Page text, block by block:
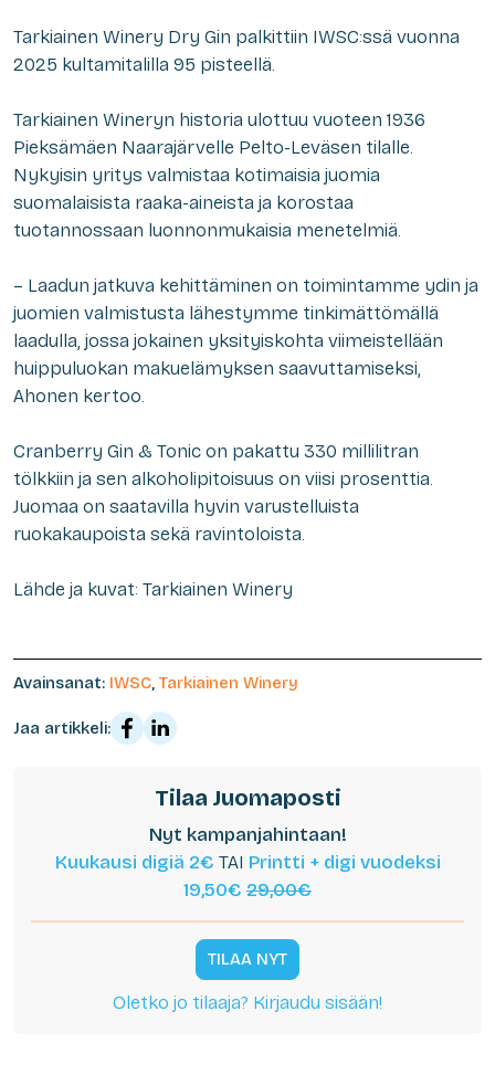
Tarkiainen Winery Dry Gin palkittiin IWSC:ssä vuonna
2025 kultamitalilla 95 pisteellä.
Tarkiainen Wineryn historia ulottuu vuoteen 1936
Pieksämäen Naarajärvelle Pelto-Leväsen tilalle.
Nykyisin yritys valmistaa kotimaisia juomia
suomalaisista raaka-aineista ja korostaa
tuotannossaan luonnonmukaisia menetelmiä.
– Laadun jatkuva kehittäminen on toimintamme ydin ja
juomien valmistusta lähestymme tinkimättömällä
laadulla, jossa jokainen yksityiskohta viimeistellään
huippuluokan makuelämyksen saavuttamiseksi,
Ahonen kertoo.
Cranberry Gin & Tonic on pakattu 330 millilitran
tölkkiin ja sen alkoholipitoisuus on viisi prosenttia.
Juomaa on saatavilla hyvin varustelluista
ruokakaupoista sekä ravintoloista.
Lähde ja kuvat: Tarkiainen Winery
Avainsanat: IWSC, Tarkiainen Winery
Jaa artikkeli:
Tilaa Juomaposti
Nyt kampanjahintaan!
Kuukausi digiä 2€ TAI Printti + digi vuodeksi
19,50€ 29,00€
TILAA NYT
Oletko jo tilaaja? Kirjaudu sisään!